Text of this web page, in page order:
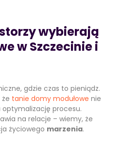
wybierają
w Szczecinie i
gdzie czas to pieniądz.
tanie domy modułowe nie
optymalizację procesu.
na relacje – wiemy, że
życiowego marzenia.